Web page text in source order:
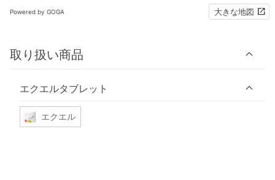
Powered by GOGA 大きな地図
取り扱い商品
エクエルタブレット
エクエル